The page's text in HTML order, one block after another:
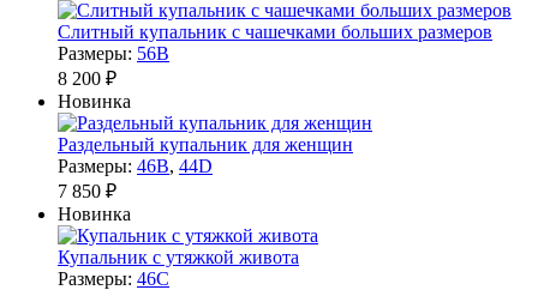
Слитный купальник с чашечками больших размеров
Размеры: 56B
8 200 ₽
Новинка
Раздельный купальник для женщин
Размеры: 46B, 44D
7 850 ₽
Новинка
Купальник с утяжкой живота
Размеры: 46C